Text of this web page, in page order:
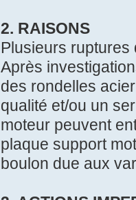
2. RAISONS
Plusieurs ruptures
Après
des rondelles
qualité et/ou un
moteur peuvent
plaque support
boulon due aux